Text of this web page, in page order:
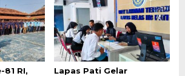
81 RI,
Lapas Pati Gelar